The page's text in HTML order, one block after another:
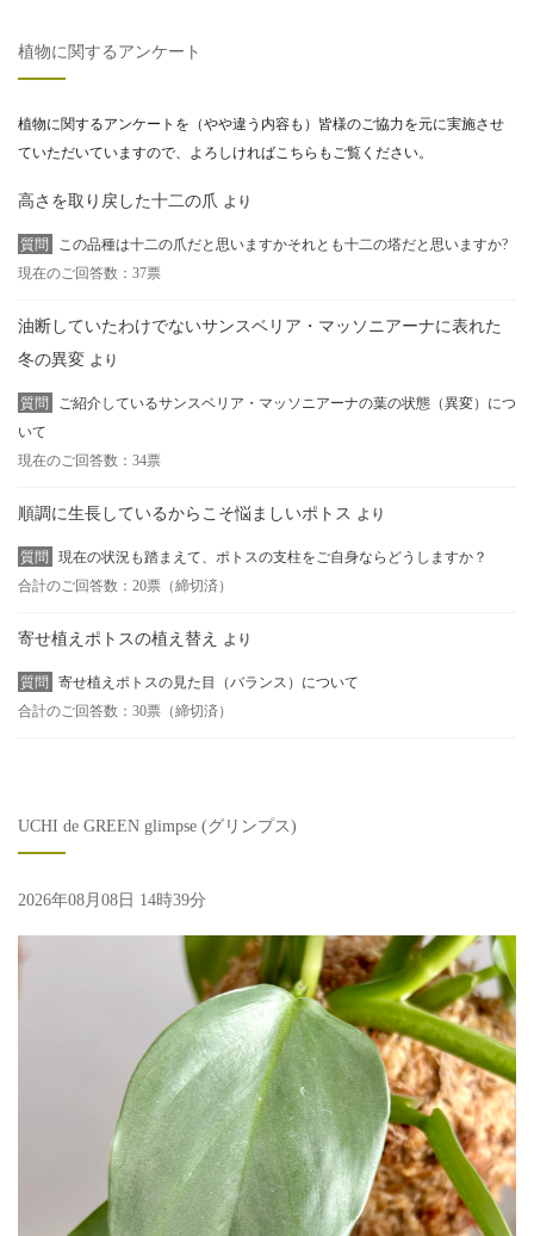
植物に関するアンケート
植物に関するアンケートを（やや違う内容も）皆様のご協力を元に実施させ
ていただいていますので、よろしければこちらもご覧ください。
高さを取り戻した十二の爪 より
質問
この品種は十二の爪だと思いますかそれとも十二の塔だと思いますか?
現在のご回答数：37票
油断していたわけでないサンスベリア・マッソニアーナに表れた
冬の異変 より
質問
ご紹介しているサンスベリア・マッソニアーナの葉の状態（異変）につ
いて
現在のご回答数：34票
順調に生長しているからこそ悩ましいポトス より
質問
現在の状況も踏まえて、ポトスの支柱をご自身ならどうしますか？
合計のご回答数：20票（締切済）
寄せ植えポトスの植え替え より
質問
寄せ植えポトスの見た目（バランス）について
合計のご回答数：30票（締切済）
UCHI de GREEN glimpse (グリンプス)
2026年08月08日 14時39分